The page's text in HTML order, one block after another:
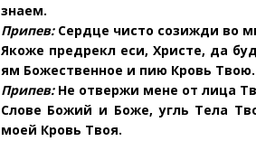
знаем.
Припев:Сердце чисто созижди во
Якоже предрекл еси, Христе, да
ям Божественное и пию Кровь Твою.
Припев:Не отвержи мене от лица
Слове Божий и Боже, угль Тела
моей Кровь Твоя.